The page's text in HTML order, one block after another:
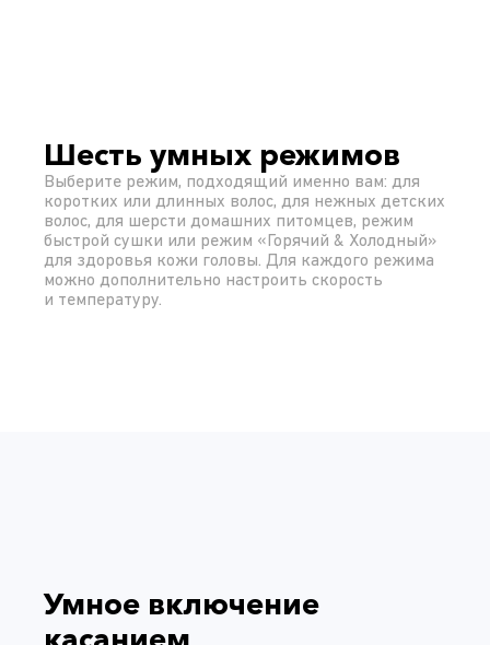
Шесть умных режимов
Выберите режим, подходящий именно вам: для
коротких или длинных волос, для нежных детских
волос, для шерсти домашних питомцев, режим
быстрой сушки или режим «Горячий & Холодный»
для здоровья кожи головы. Для каждого режима
можно дополнительно настроить скорость
и температуру.
Умное включение